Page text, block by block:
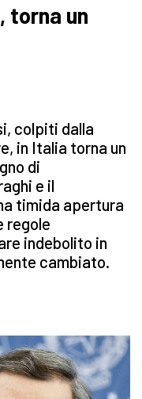
torna un
colpiti dalla
in Italia torna un
di
e il
timida apertura
regole
indebolito in
cambiato.